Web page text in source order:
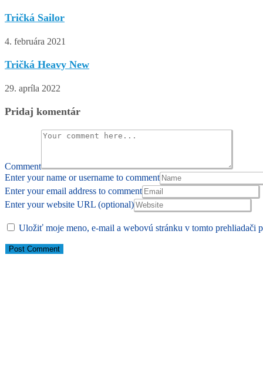
Tričká Sailor
4. februára 2021
Tričká Heavy New
29. apríla 2022
Pridaj komentár
Comment
Enter your name or username to comment
Enter your email address to comment
Enter your website URL (optional)
Uložiť moje meno, e-mail a webovú stránku v tomto prehliadači